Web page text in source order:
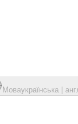
Моваукраїнська